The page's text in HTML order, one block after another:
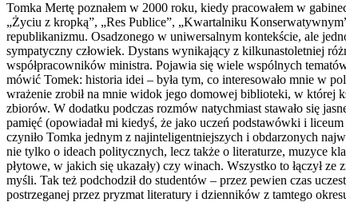
Tomka Mertę poznałem w 2000 roku, kiedy pracowałem w
„Życiu z kropką”, „Res Publice”, „Kwartalniku
republikanizmu. Osadzonego w uniwersalnym kontekście, ale
sympatyczny człowiek. Dystans wynikający z kilkunastoletniej
współpracowników ministra. Pojawia się wiele wspólnych
mówić Tomek: historia idei – była tym, co interesowało mnie w
wrażenie zrobił na mnie widok jego domowej biblioteki, w której
zbiorów. W dodatku podczas rozmów natychmiast stawało się
pamięć (opowiadał mi kiedyś, że jako uczeń podstawówki i
czyniło Tomka jednym z najinteligentniejszych i obdarzonych
nie tylko o ideach politycznych, lecz także o literaturze, muzyce
płytowe, w jakich się ukazały) czy winach. Wszystko to łączył
myśli. Tak też podchodził do studentów – przez pewien czas
postrzeganej przez pryzmat literatury i dzienników z tamtego